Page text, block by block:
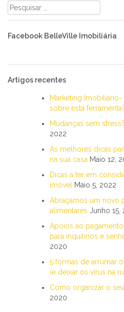
Pesquisar
por:
Facebook BelleVille Imobiliária
Artigos recentes
Marketing
sobre esta
Mudanças sem
2022
As melhores dicas
na sua casa Maio 12,
Dicas a ter em
imóvel
Maio 5, 2022
Abraçamos um novo
alimentares Junho 15,
Apoios ao
para inquilinos e
2020
5 formas de arrumar
(e deixar os vírus na
Como organizar o
2020